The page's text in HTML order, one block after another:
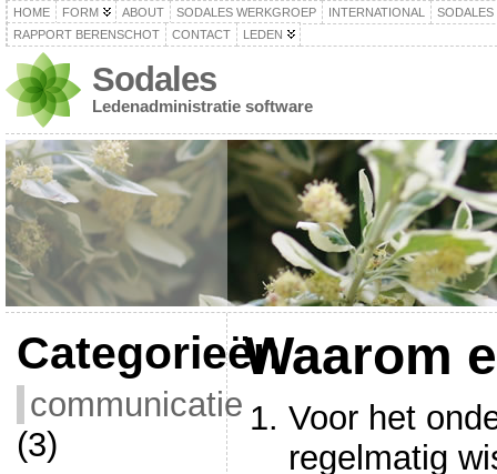
HOME FORM ABOUT SODALES WERKGROEP INTERNATIONAL
SODALES
RAPPORT BERENSCHOT
CONTACT LEDEN
Sodales
Ledenadministratie software
Categorieën
communicatie
(3)
Waarom
Voor het
regelmatig